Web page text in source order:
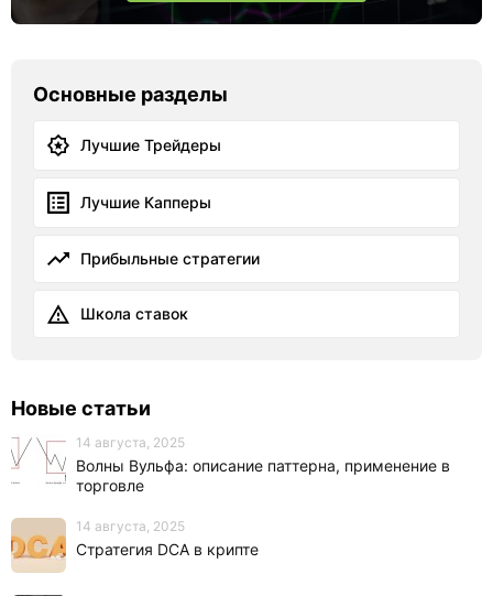
Основные разделы
Лучшие Трейдеры
Лучшие Капперы
Прибыльные стратегии
Школа ставок
Новые статьи
14 августа, 2025
Волны Вульфа: описание паттерна, применение в
торговле
14 августа, 2025
Стратегия DCA в крипте